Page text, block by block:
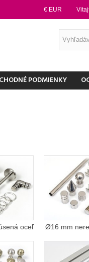
€ EUR
PODMIENKY
oceľ Ø16 mm